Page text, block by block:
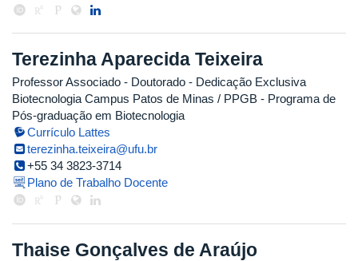
Terezinha Aparecida Teixeira
Professor Associado - Doutorado - Dedicação Exclusiva
Biotecnologia Campus Patos de Minas / PPGB - Programa de
Pós-graduação em Biotecnologia
Currículo Lattes
terezinha.teixeira@ufu.br
+55 34 3823-3714
Plano de Trabalho Docente
Thaise Gonçalves de Araújo